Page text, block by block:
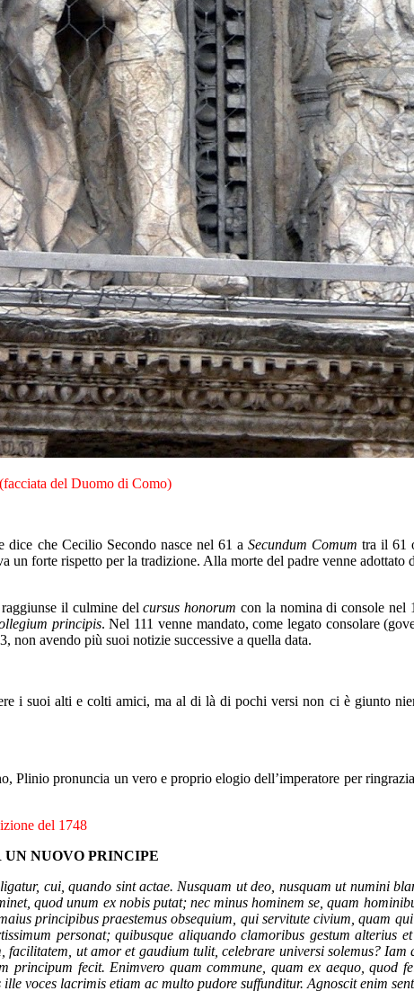
del Duomo di Como)
dice che Cecilio Secondo nasce nel 61 aSecundum Comum tra il 61
forte rispetto per la tradizione. Alla morte del padre venne adottato
il culmine delcursus honorum con la nomina di console nel
principis. Nel 111 venne mandato, come legato consolare
non avendo più suoi notizie successive a quella data.
i suoi alti e colti amici, ma al di là di pochi versi non ci è giunto
Plinio pronuncia un vero e proprio elogio dell’imperatore per
del 1748
UN NUOVO PRINCIPE
cui, quando sint actae. Nusquam ut deo, nusquam ut numini
quod unum ex nobis putat; nec minus hominem se, quam
principibus praestemus obsequium, qui servitute civium, quam
personat; quibusque aliquando clamoribus gestum alterius et
ut amor et gaudium tulit, celebrare universi solemus?
fecit. Enimvero quam commune, quam ex aequo, quod
voces lacrimis etiam ac multo pudore suffunditur. Agnoscit enim